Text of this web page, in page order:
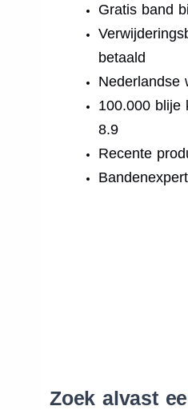
Gratis band
betaald
Nederlandse
100.000 blije
8.9
Recente
Zoek alvast